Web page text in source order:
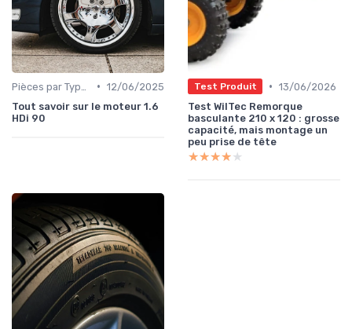
• 12/06/2025
Tout savoir sur le moteur 1.6
HDi 90
Test Produit • 13/06/2026
Test WilTec Remorque
basculante 210 x 120 : grosse
capacité, mais montage un
peu prise de tête
★★★★★
★★★★★